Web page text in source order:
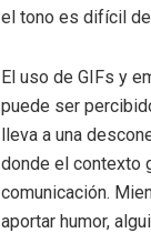
el tono es difícil
El uso de GIFs y
puede ser
lleva a una
donde el contexto
comunicación.
aportar humor,